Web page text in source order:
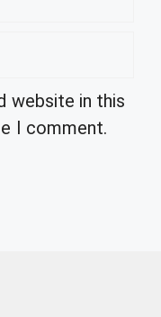
website in this
I comment.